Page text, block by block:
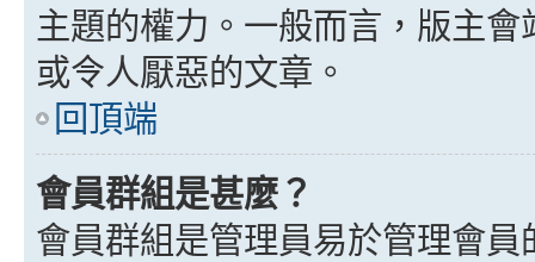
主題的權力。一般而言，版主
或令人厭惡的文章。
回頂端
會員群組是甚麼？
會員群組是管理員易於管理會